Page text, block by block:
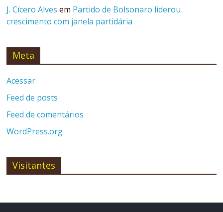
J. Cícero Alves em Partido de Bolsonaro liderou
crescimento com janela partidária
Meta
Acessar
Feed de posts
Feed de comentários
WordPress.org
Visitantes